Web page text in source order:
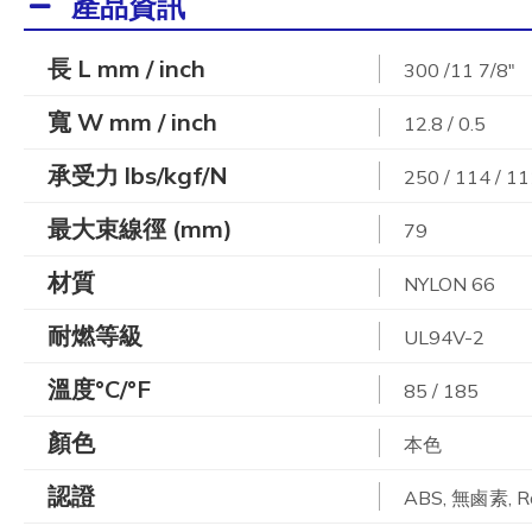
長 L mm / inch 300 /11 7/8"
寬 W mm / inch 12.8 / 0.5
承受力 lbs/kgf/N 250 / 114 /
最大束線徑 (mm) 79
材質 NYLON 66
耐燃等級 UL94V-2
溫度°C/°F 85 / 185
顏色 本色
認證 ABS, 無鹵素,